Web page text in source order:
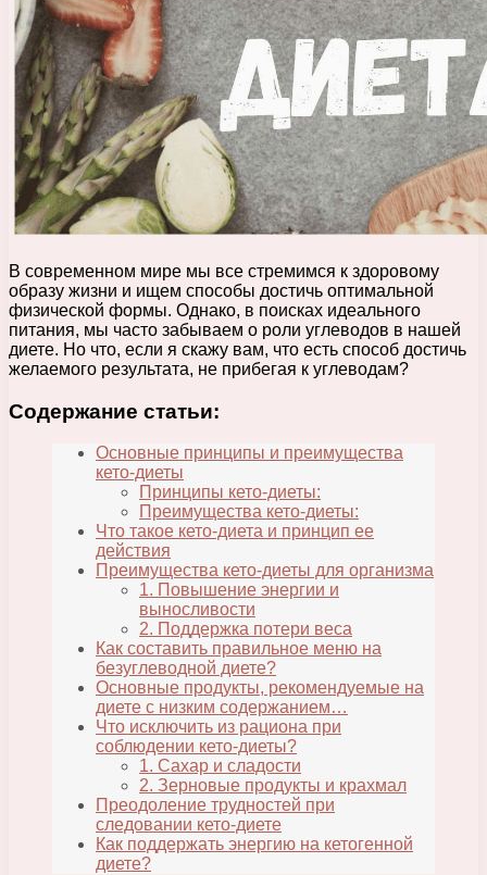
В современном мире мы все стремимся к здоровому
образу жизни и ищем способы достичь оптимальной
физической формы. Однако, в поисках идеального
питания, мы часто забываем о роли углеводов в нашей
диете. Но что, если я скажу вам, что есть способ достичь
желаемого результата, не прибегая к углеводам?
Содержание статьи:
Основные принципы и преимущества
кето-диеты
Принципы кето-диеты:
Преимущества кето-диеты:
Что такое кето-диета и принцип ее
действия
Преимущества кето-диеты для организма
1. Повышение энергии и
выносливости
2. Поддержка потери веса
Как составить правильное меню на
безуглеводной диете?
Основные продукты, рекомендуемые на
диете с низким содержанием…
Что исключить из рациона при
соблюдении кето-диеты?
1. Сахар и сладости
2. Зерновые продукты и крахмал
Преодоление трудностей при
следовании кето-диете
Как поддержать энергию на кетогенной
диете?